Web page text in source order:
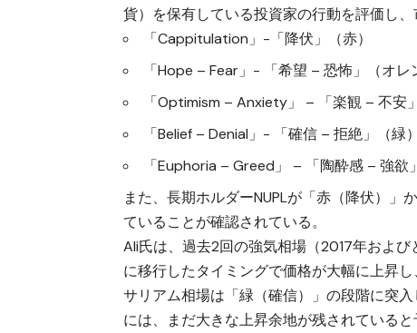
貨）を保有している投資家の行動を評価し
「Cappitulation」-「降伏」（赤）
「Hope – Fear」- 「希望 – 恐怖」（オレ
「Optimism – Anxiety」 – 「楽観 – 不安
「Belief – Denial」- 「確信 – 拒絶」（緑）
「Euphoria – Greed」 – 「陶酔感 – 強欲
また、長期ホルダーNUPLが「赤（降伏）
ていることが確認されている。
Ali氏は、過去2回の強気相場（2017年およ
に移行したタイミングで価格が大幅に上昇
サリアム相場は「緑（確信）」の段階に突
には、まだ大きな上昇余地が残されていると